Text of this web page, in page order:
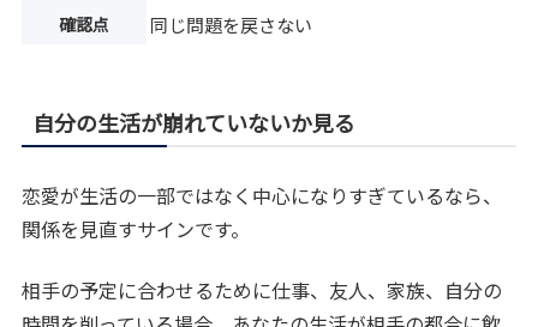
確認点 同じ問題を戻さない
自分の生活が崩れていないか見る
恋愛が生活の一部ではなく中心になりすぎているなら、
関係を見直すサインです。
相手の予定に合わせるために仕事、友人、家族、自分の